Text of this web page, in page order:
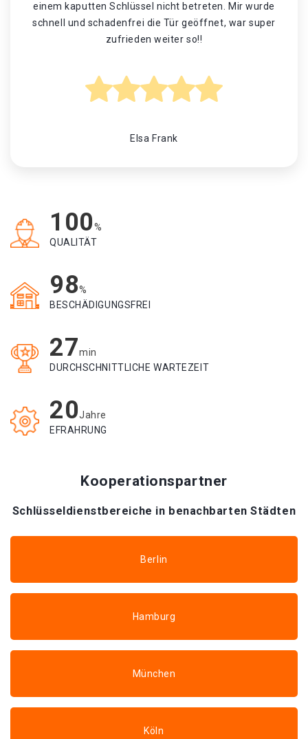
einem kaputten Schlüssel nicht betreten. Mir wurde
schnell und schadenfrei die Tür geöffnet, war super
zufrieden weiter so!!
Elsa Frank
100%
QUALITÄT
98%
BESCHÄDIGUNGSFREI
27min
DURCHSCHNITTLICHE WARTEZEIT
20Jahre
EFRAHRUNG
Kooperationspartner
Schlüsseldienstbereiche in benachbarten Städten
Berlin
Hamburg
München
Köln